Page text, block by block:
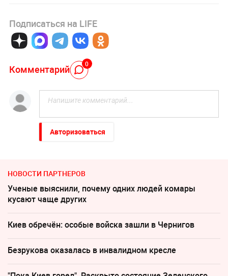
Подписаться на LIFE
Комментарий 0
Авторизоваться
НОВОСТИ ПАРТНЕРОВ
Ученые выяснили, почему одних людей комары
кусают чаще других
Киев обречён: особые войска зашли в Чернигов
Безрукова оказалась в инвалидном кресле